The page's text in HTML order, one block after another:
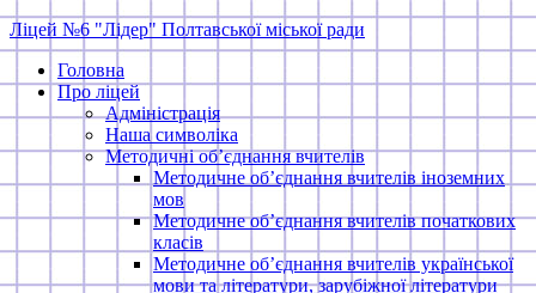
Skip
to
content
Ліцей №6 "Лідер" Полтавської міської ради
Головна
Про ліцей
Адміністрація
Наша символіка
Методичні об’єднання вчителів
Методичне об’єднання вчителів іноземних
мов
Методичне об’єднання вчителів початкових
класів
Методичне об’єднання вчителів української
мови та літератури, зарубіжної літератури